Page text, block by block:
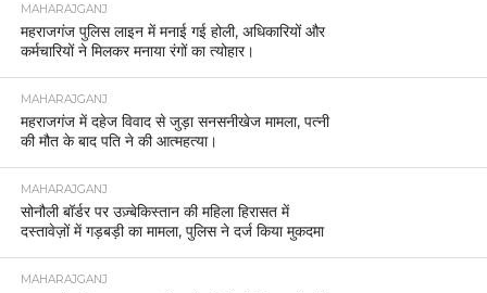
MAHARAJGANJ
महराजगंज पुलिस लाइन में मनाई गई होली, अधिकारियों और
कर्मचारियों ने मिलकर मनाया रंगों का त्योहार।
MAHARAJGANJ
महराजगंज में दहेज विवाद से जुड़ा सनसनीखेज मामला, पत्नी
की मौत के बाद पति ने की आत्महत्या।
MAHARAJGANJ
सोनौली बॉर्डर पर उज़्बेकिस्तान की महिला हिरासत में
दस्तावेज़ों में गड़बड़ी का मामला, पुलिस ने दर्ज किया मुकदमा
MAHARAJGANJ